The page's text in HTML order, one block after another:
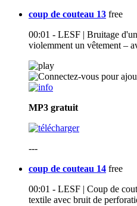
coup de couteau 13 free
00:01 - LESF | Bruitage
violemment un vêtement –
MP3 gratuit
---
coup de couteau 14 free
00:01 - LESF | Coup de
textile avec bruit de